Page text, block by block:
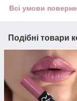
Всі умови
Подібні товари